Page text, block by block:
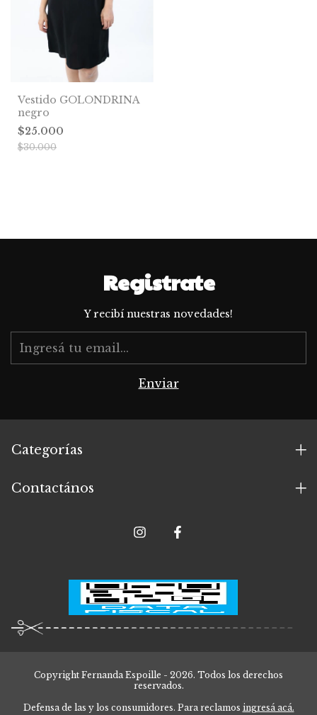
Vestido GOLONDRINA
negro
$25.000
$30.000
Registrate
Y recibí nuestras novedades!
Categorías
Contactános
Copyright Fernanda Espoille - 2026. Todos los derechos
reservados.
Defensa de las y los consumidores. Para reclamos ingresá acá.